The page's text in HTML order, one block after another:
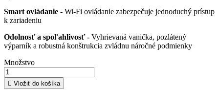
Smart ovládanie - Wi-Fi ovládanie zabezpečuje jednoduchý prístup
k zariadeniu
Odolnosť a spoľahlivosť - Vyhrievaná vanička, pozlátený
výparník a robustná konštrukcia zvládnu náročné podmienky
Množstvo
 Vložiť do košíka